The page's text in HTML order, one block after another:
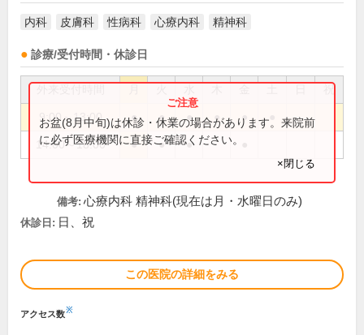
内科 皮膚科 性病科 心療内科 精神科
診療/受付時間・休診日
祝
9:00～13:00 ● ● ● ● ●
14:00～18:00 ● ● ●
お盆(8月中旬)は休診・休業の場合があります。来院前
に必ず医療機関に直接ご確認ください。
×閉じる
備考: 心療内科 精神科(現在は月・水曜日のみ)
休診日: 日、祝
この医院の詳細をみる
アクセス数※